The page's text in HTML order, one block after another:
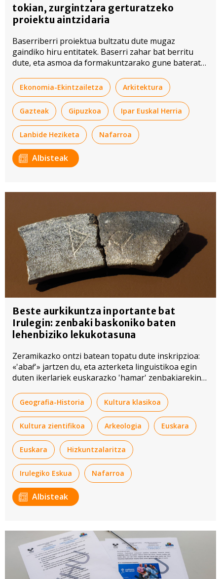
tokian, zurgintzara gerturatzeko
proiektu aintzidaria
Baserriberri proiektua bultzatu dute mugaz
gaindiko hiru entitatek. Baserri zahar bat berritu
dute, eta asmoa da formakuntzarako gune bateratu
Ekonomia-Ekintzailetza Arkitektura
Gazteak Gipuzkoa Ipar Euskal Herria
Lanbide Heziketa Nafarroa
Albisteak
Beste aurkikuntza inportante bat
Irulegin: zenbaki baskoniko baten
lehenbiziko lekukotasuna
Zeramikazko ontzi batean topatu dute inskripzioa:
«'abaŕ'» jartzen du, eta azterketa linguistikoa egin
duten ikerlariek euskarazko 'hamar' zenbakiarekin
Geografia-Historia Kultura klasikoa
Kultura zientifikoa Arkeologia Euskara
Euskara Hizkuntzalaritza
Irulegiko Eskua Nafarroa
Albisteak